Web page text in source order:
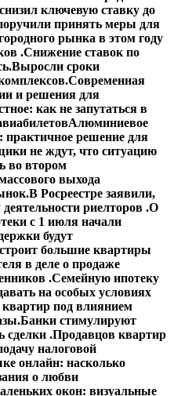
ключевую ставку до
принять меры для
рынка в этом году
.Снижение ставок по
Выросли сроки
Современная
и решения для
как не запутаться в
Алюминиевое
практичное решение для
не ждут, что ситуацию
во втором
выхода
В Росреестре заявили,
риелторов .О
с 1 июля начали
будут
большие квартиры
в деле о продаже
.Семейную ипотеку
на особых условиях
под влиянием
Банки стимулируют
сделки .Продавцов квартир
налоговой
онлайн: насколько
о любви
окон: визуальные